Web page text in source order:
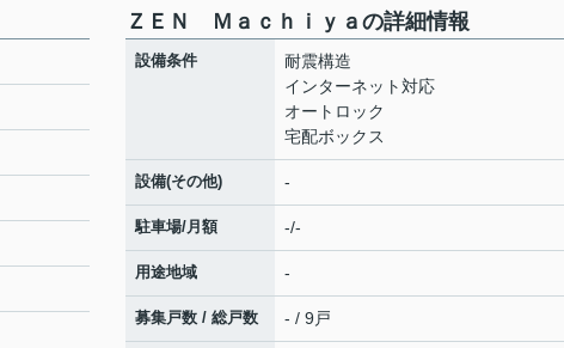
ＺＥＮ Ｍａｃｈｉｙａの詳細情報
設備条件
耐震構造
インターネット対応
オートロック
宅配ボックス
設備(その他) -
駐車場/月額 -/-
用途地域 -
募集戸数 / 総戸数 - / 9戸